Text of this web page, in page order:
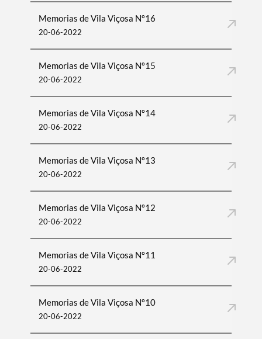
Memorias de Vila Viçosa Nº16
20-06-2022
Memorias de Vila Viçosa Nº15
20-06-2022
Memorias de Vila Viçosa Nº14
20-06-2022
Memorias de Vila Viçosa Nº13
20-06-2022
Memorias de Vila Viçosa Nº12
20-06-2022
Memorias de Vila Viçosa Nº11
20-06-2022
Memorias de Vila Viçosa Nº10
20-06-2022